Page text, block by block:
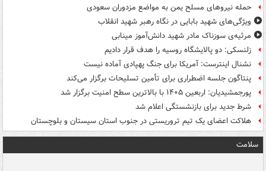
حمله نیروهای مسلح یمن به مواضع مزدوران سعودی
ویژگی‌های شهید بابایی در نگاه رهبر شهید انقلاب
مرثیه‌ی سوزناک مادر شهید دانش‌آموز مینابی
زلنسکی: دو پالایشگاه روسیه را هدف قرار دادیم
نشنال اینترست: آمریکا برای جنگ پهپادی آماده نیست
پنتاگون جلسه اضطراری برای تأمین تسلیحات برگزار می‌کند
پورجمشیدیان: اربعین ۱۴۰۵ با بالاترین سطح امنیت برگزار شد
شرط جدید برای بازنشستگی اعلام شد
هلاکت اعضای یک تیم تروریستی در جنوب استان سیستان و بلوچستان
سلامت